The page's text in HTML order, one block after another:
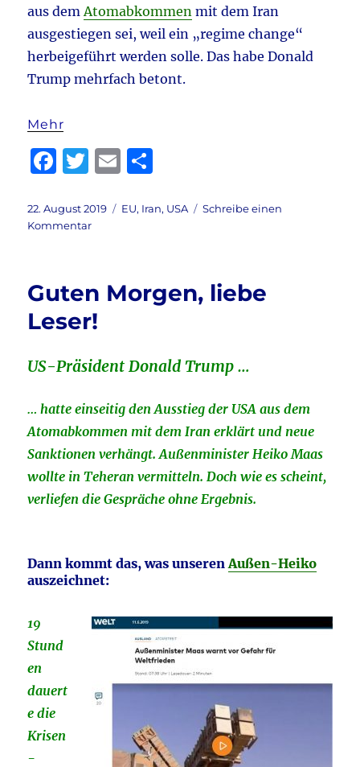
aus demAtomabkommen mit dem Iran
ausgestiegen sei, weil ein „regime change“
herbeigeführt werden solle. Das habe Donald
Trump mehrfach betont.
Mehr
F
c
e
o
o
T
it
te
E
ai le
Veröffentlicht
am
22. August 2019 Kategorien
EU, Iran, USA
Schreibe einen
Kommentarzu
gegen
…
Guten Morgen, liebe
Leser!
US-Präsident Donald Trump …
… hatte einseitig den Ausstieg der USA aus dem
Atomabkommen mit dem Iran erklärt und neue
Sanktionen verhängt. Außenminister Heiko Maas
wollte in Teheran vermitteln. Doch wie es scheint,
verliefen die Gespräche ohne Ergebnis.
Dann kommt das, was unserenAußen-Heiko
auszeichnet:
19
Stund
en
dauert
e die
Krisen
-